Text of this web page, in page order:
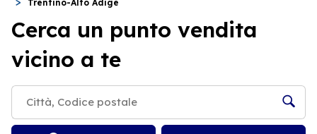
Trentino-Alto Adige
Cerca un punto vendita
vicino a te